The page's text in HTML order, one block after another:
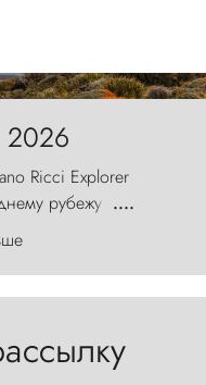
2026
Ricci Explorer
рубежу
ветер с
а пики
стражи,
....